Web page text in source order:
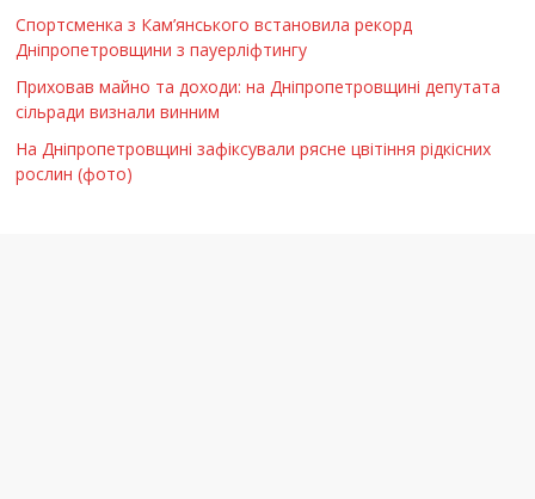
Спортсменка з Кам’янського встановила рекорд
Дніпропетровщини з пауерліфтингу
Приховав майно та доходи: на Дніпропетровщині депутата
сільради визнали винним
На Дніпропетровщині зафіксували рясне цвітіння рідкісних
рослин (фото)